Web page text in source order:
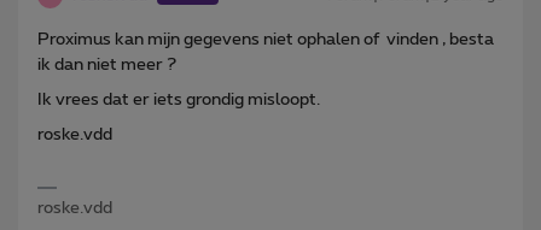
Proximus kan mijn gegevens niet ophalen of vinden , besta
ik dan niet meer ?
Ik vrees dat er iets grondig misloopt.
roske.vdd
roske.vdd